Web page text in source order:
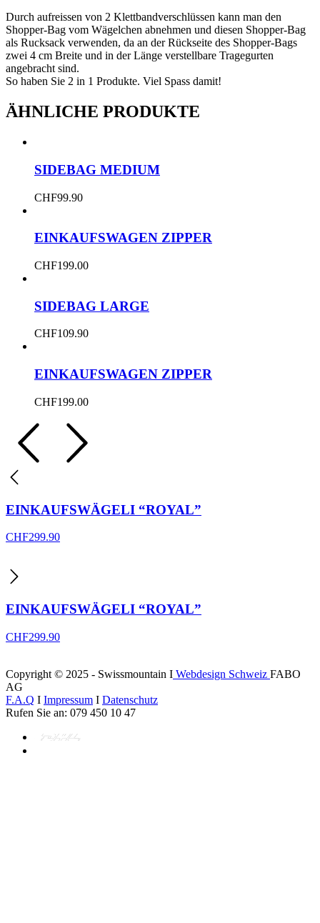
Durch aufreissen von 2 Klettbandverschlüssen kann man den
Shopper-Bag vom Wägelchen abnehmen und diesen Shopper-Bag
als Rucksack verwenden, da an der Rückseite des Shopper-Bags
zwei 4 cm Breite und in der Länge verstellbare Tragegurten
angebracht sind.
So haben Sie 2 in 1 Produkte. Viel Spass damit!
ÄHNLICHE PRODUKTE
SIDEBAG MEDIUM
CHF99.90
EINKAUFSWAGEN ZIPPER
CHF199.00
SIDEBAG LARGE
CHF109.90
EINKAUFSWAGEN ZIPPER
CHF199.00
EINKAUFSWÄGELI “ROYAL”
CHF299.90
EINKAUFSWÄGELI “ROYAL”
CHF299.90
Copyright © 2025 - Swissmountain I Webdesign Schweiz FABO
AG
F.A.Q I Impressum I Datenschutz
Rufen Sie an: 079 450 10 47